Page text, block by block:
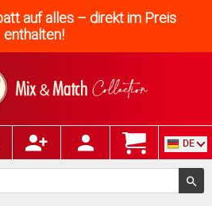
auf alles – direkt im Preis
enthalten!
DE